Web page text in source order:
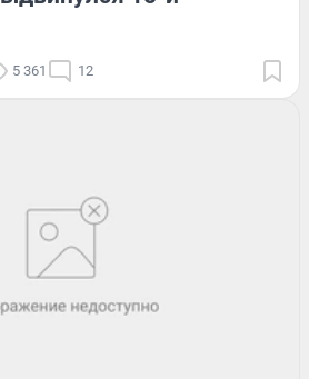
5 361 12